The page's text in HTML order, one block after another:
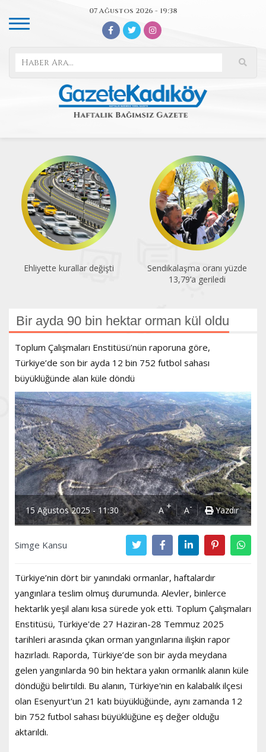
07 Ağustos 2026 - 19:38
Ehliyette kurallar değişti
Sendikalaşma oranı yüzde
13,79’a geriledi
Bir ayda 90 bin hektar orman kül oldu
Toplum Çalışmaları Enstitüsü’nün raporuna göre,
Türkiye’de son bir ayda 12 bin 752 futbol sahası
büyüklüğünde alan küle döndü
15 Ağustos 2025 - 11:30 A+ A- Yazdır
Simge Kansu
Türkiye’nin dört bir yanındaki ormanlar, haftalardır
yangınlara teslim olmuş durumunda. Alevler, binlerce
hektarlık yeşil alanı kısa sürede yok etti. Toplum Çalışmaları
Enstitüsü, Türkiye'de 27 Haziran-28 Temmuz 2025
tarihleri arasında çıkan orman yangınlarına ilişkin rapor
hazırladı. Raporda, Türkiye’de son bir ayda meydana
gelen yangınlarda 90 bin hektara yakın ormanlık alanın küle
döndüğü belirtildi. Bu alanın, Türkiye'nin en kalabalık ilçesi
olan Esenyurt'un 21 katı büyüklüğünde, aynı zamanda 12
bin 752 futbol sahası büyüklüğüne eş değer olduğu
aktarıldı.